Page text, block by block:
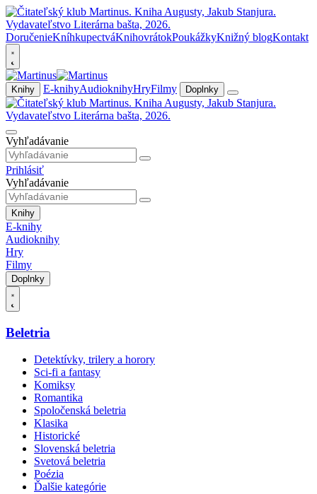
DoručenieKníhkupectváKnihovrátokPoukážkyKnižný blogKontakt
Knihy E-knihyAudioknihyHryFilmy Doplnky
Vyhľadávanie
Prihlásiť
Vyhľadávanie
Knihy
E-knihy
Audioknihy
Hry
Filmy
Doplnky
Beletria
Detektívky, trilery a horory
Sci-fi a fantasy
Komiksy
Romantika
Spoločenská beletria
Klasika
Historické
Slovenská beletria
Svetová beletria
Poézia
Ďalšie kategórie